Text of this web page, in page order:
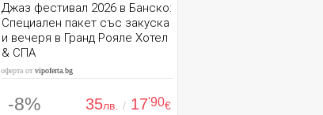
Джаз фестивал 2026 в Банско:
Специален пакет със закуска
и вечеря в Гранд Рояле Хотел
& СПА
оферта от vipoferta.bg
-8% 35лв. / 17'90€